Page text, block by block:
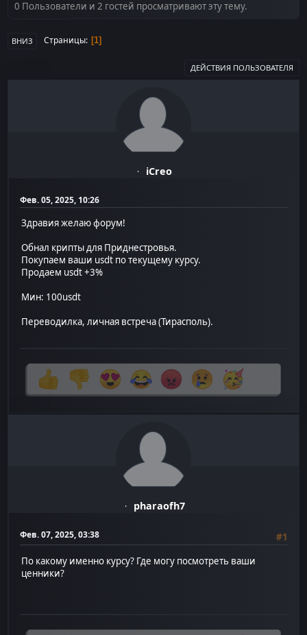
0 Пользователи и 2 гостей просматривают эту тему.
ВНИЗ Страницы 1
ДЕЙСТВИЯ ПОЛЬЗОВАТЕЛЯ
iCreo
Фев. 05, 2025, 10:26
Здравия желаю форум!
Обнал крипты для Приднестровья.
Покупаем ваши usdt по текущему курсу.
Продаем usdt +3%
Мин: 100usdt
Переводилка, личная встреча (Тирасполь).
pharaofh7
Фев. 07, 2025, 03:38
#1
По какому именно курсу? Где могу посмотреть ваши
ценники?